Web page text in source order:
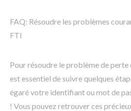
FAQ: Résoudre les problèmes
FTI
Pour résoudre le problème de perte
est essentiel de suivre quelques
égaré votre identifiant ou mot de
! Vous pouvez retrouver ces